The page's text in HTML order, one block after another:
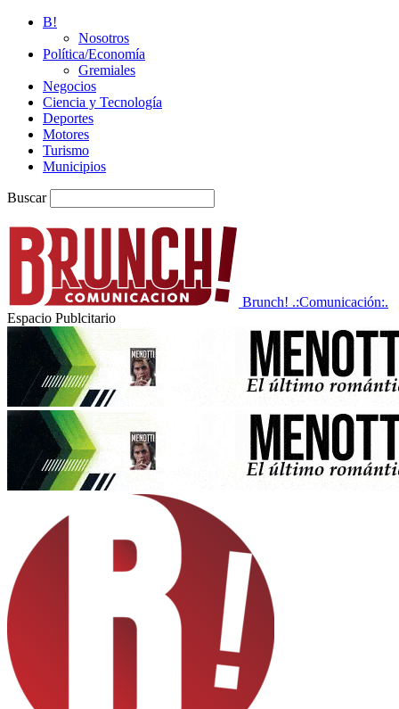
B!
Nosotros
Política/Economía
Gremiales
Negocios
Ciencia y Tecnología
Deportes
Motores
Turismo
Municipios
Buscar
Brunch! .:Comunicación:.
Espacio Publcitario